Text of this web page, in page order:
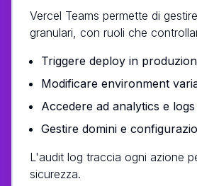
Vercel Teams permette di
granulari, con ruoli che
Triggere deploy in
Modificare environment
Accedere ad analytics e logs
Gestire domini e
L'audit log traccia ogni azione
sicurezza.